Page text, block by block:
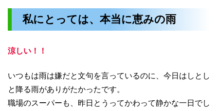
私にとっては、本当に恵みの雨
涼しい！！
いつもは雨は嫌だと文句を言っているのに、今日はしとし
と降る雨がありがたかったです。
職場のスーパーも、昨日とうってかわって静かな一日でし